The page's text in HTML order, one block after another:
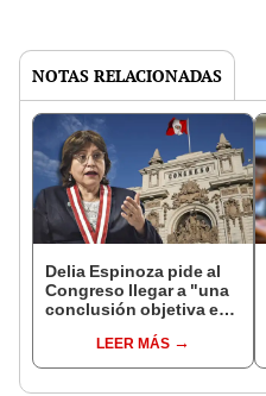
NOTAS RELACIONADAS
Delia Espinoza pide al
Congreso llegar a "una
conclusión objetiva e
inhabilitación por 10
años
LEER MÁS